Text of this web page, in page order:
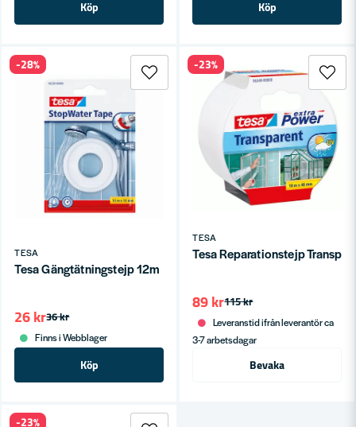
Köp Köp
TESA
Tesa Gängtätningstejp 12m
36 kr
26 kr
Finns i Webblager
Köp
-28%
TESA
Tesa Reparationstejp
115 kr
89 kr
Leveranstid ifrån leverantör ca
3-7 arbetsdagar
Bevaka
-23%
-23%